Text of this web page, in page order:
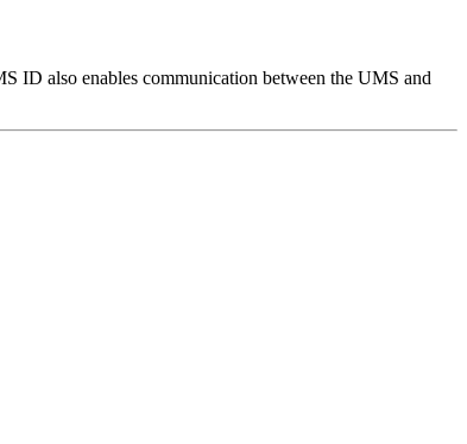
ID also enables communication between the UMS and